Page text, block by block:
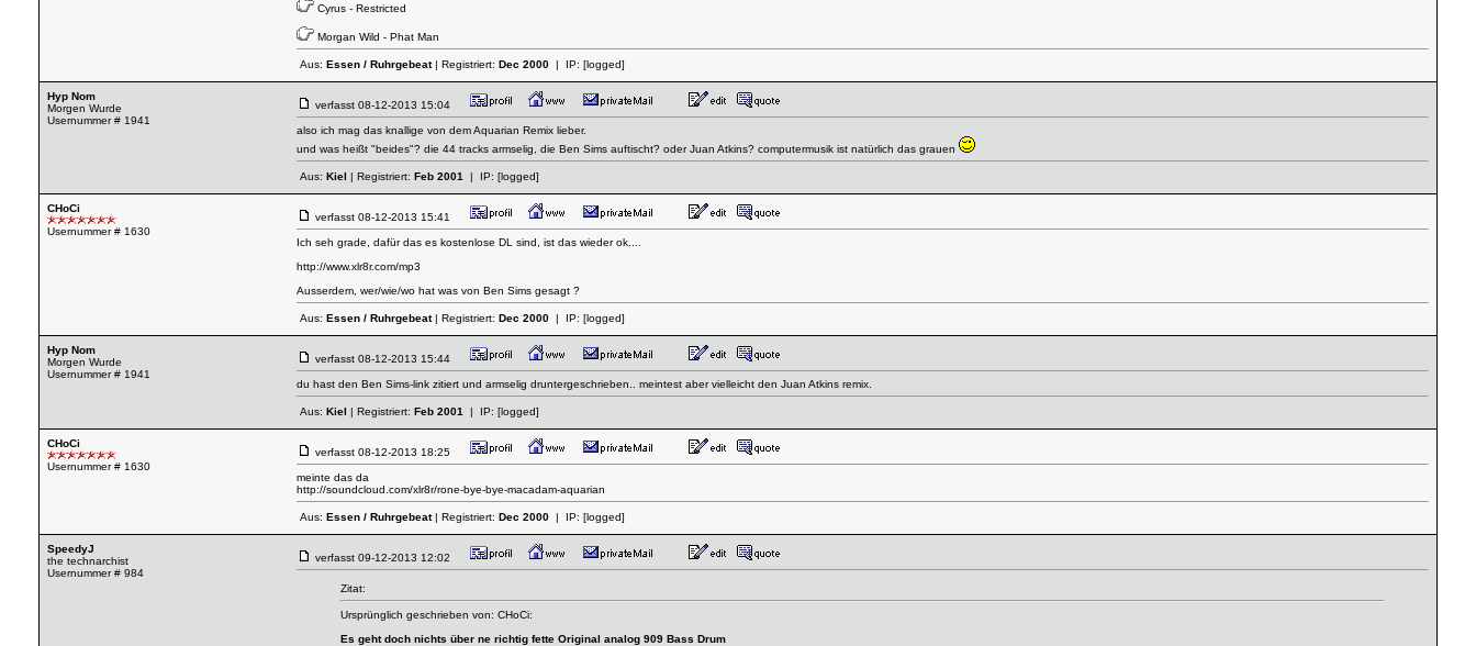
Cyrus - Restricted
Morgan Wild - Phat Man
Aus: Essen / Ruhrgebeat| Registriert: Dec 2000 | IP: [logged]
Hyp Nom
Morgen Wurde
Usernummer # 1941
verfasst 08-12-2013 15:04
also ich mag das knallige von dem Aquarian Remix lieber.
und was heißt "beides"? die 44 tracks armselig, die Ben Sims auftischt? oder Juan Atkins? computermusik ist natürlich das grauen
Aus: Kiel | Registriert: Feb 2001 | IP: [logged]
CHoCi
Usernummer # 1630
verfasst 08-12-2013 15:41
Ich seh grade, dafür das es kostenlose DL sind, ist das wieder ok....
http://www.xlr8r.com/mp3
Ausserdem, wer/wie/wo hat was von Ben Sims gesagt ?
Aus: Essen / Ruhrgebeat| Registriert: Dec 2000 | IP: [logged]
Hyp Nom
Morgen Wurde
Usernummer # 1941
verfasst 08-12-2013 15:44
du hast den Ben Sims-link zitiert und armselig druntergeschrieben.. meintest aber vielleicht den Juan Atkins remix.
Aus: Kiel | Registriert: Feb 2001 | IP: [logged]
CHoCi
Usernummer # 1630
verfasst 08-12-2013 18:25
meinte das da
http://soundcloud.com/xlr8r/rone-bye-bye-macadam-aquarian
Aus: Essen / Ruhrgebeat| Registriert: Dec 2000 | IP: [logged]
SpeedyJ
the technarchist
Usernummer # 984
verfasst 09-12-2013 12:02
Zitat:
Ursprünglich geschrieben von: CHoCi:
Es geht doch nichts über ne richtig fette Original analog 909 Bass Drum